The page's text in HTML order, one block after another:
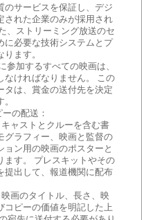
のサービスを保証し、デジ
された企業のみが採用され
、ストリーミング放送のセ
に必要な技術システムとプ
ます。
参加するすべての映画は、
なければなりません。 この
タは、賞金の送付先を決定
の配送：
ャストとクルーを含む書
グラフィー、映画と監督の
ン用の映画のポスターと
ます。 プレスキットやその
提出して、報道機関に配布
画のタイトル、長さ、映
コピーの価値を明記した上